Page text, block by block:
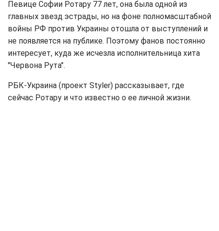
Певице Софии Ротару 77 лет, она была одной из
главных звезд эстрады, но на фоне полномасштабной
войны РФ против Украины отошла от выступлений и
не появляется на публике. Поэтому фанов постоянно
интересует, куда же исчезла исполнительница хита
"Червона Рута".
РБК-Украина (проект Styler) рассказывает, где
сейчас Ротару и что известно о ее личной жизни.